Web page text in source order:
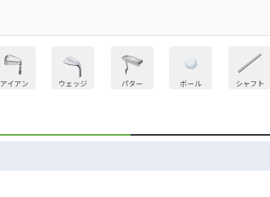
アイアン ウェッジ パター ボール シャフト